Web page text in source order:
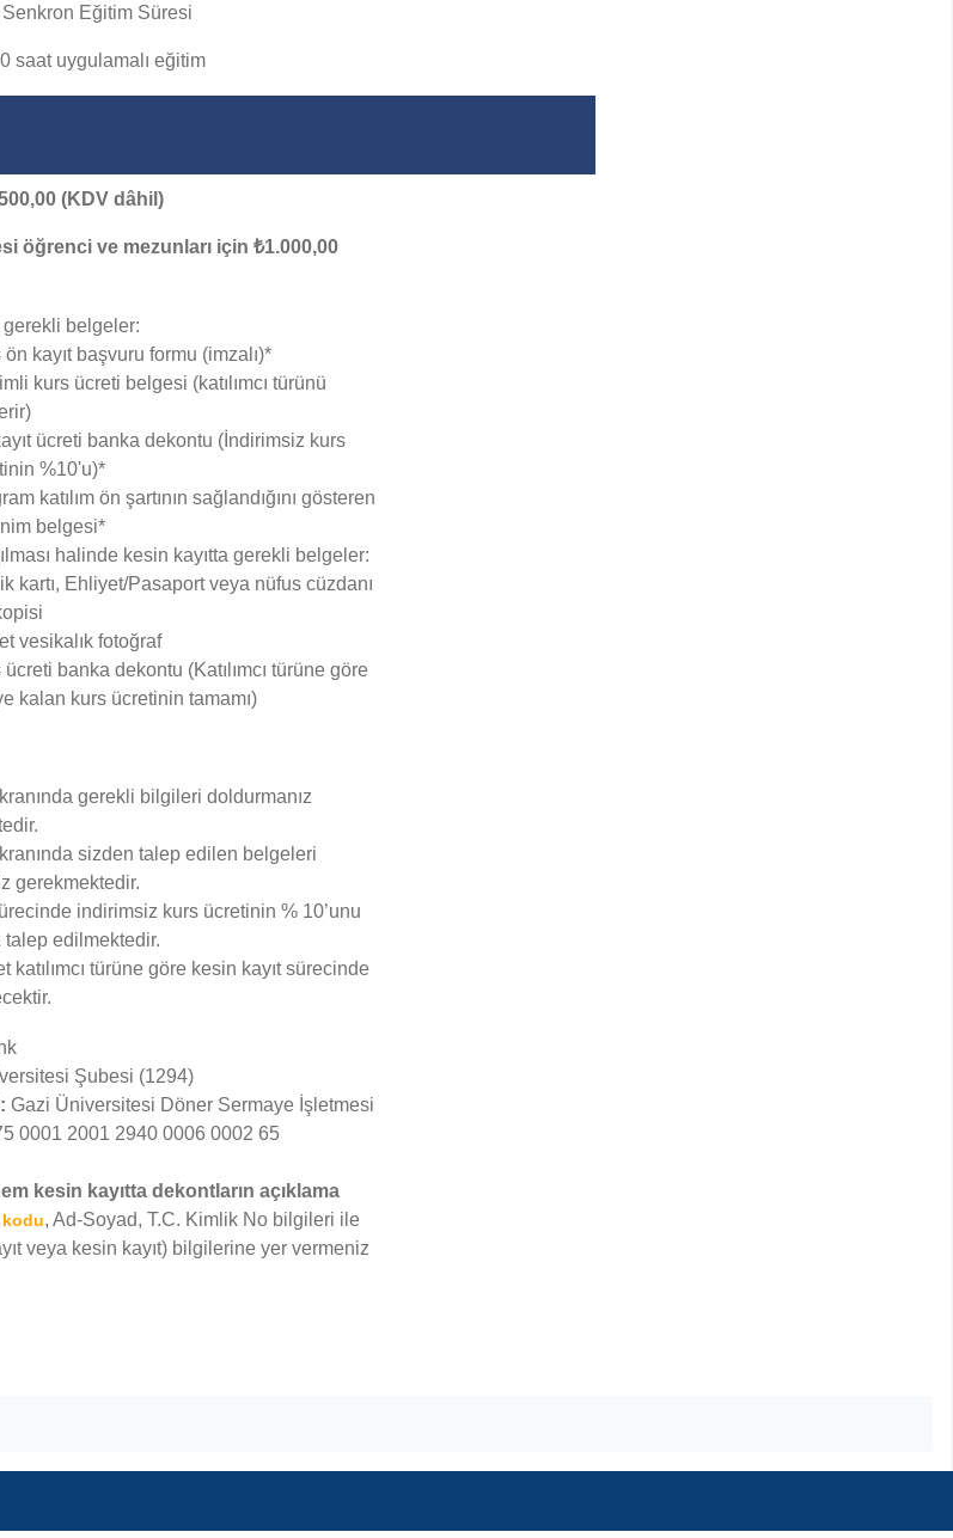
Eğitim Süresi
saat uygulamalı eğitim
(KDV dâhil)
öğrenci ve mezunları için ₺1.000,00
gerekli belgeler:
ön kayıt başvuru formu (imzalı)*
kurs ücreti belgesi (katılımcı türünü
ücreti banka dekontu (İndirimsiz kurs
%10'u)*
katılım ön şartının sağlandığını gösteren
belgesi*
halinde kesin kayıtta gerekli belgeler:
kartı, Ehliyet/Pasaport veya nüfus cüzdanı
vesikalık fotoğraf
ücreti banka dekontu (Katılımcı türüne göre
kalan kurs ücretinin tamamı)
gerekli bilgileri doldurmanız
sizden talep edilen belgeleri
gerekmektedir.
indirimsiz kurs ücretinin % 10’unu
talep edilmektedir.
katılımcı türüne göre kesin kayıt sürecinde
Şubesi (1294)
Gazi Üniversitesi Döner Sermaye İşletmesi
0001 2001 2940 0006 0002 65
kesin kayıtta dekontların açıklama
, Ad-Soyad, T.C. Kimlik No bilgileri ile
veya kesin kayıt) bilgilerine yer vermeniz